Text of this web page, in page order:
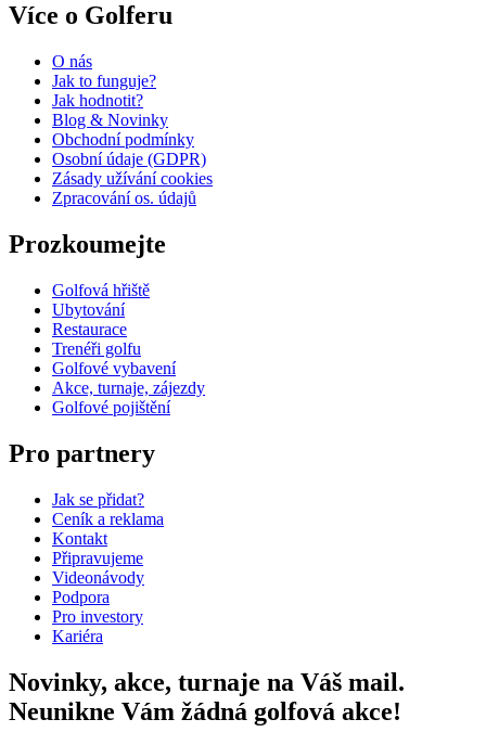
Více o Golferu
O nás
Jak to funguje?
Jak hodnotit?
Blog & Novinky
Obchodní podmínky
Osobní údaje (GDPR)
Zásady užívání cookies
Zpracování os. údajů​
Prozkoumejte
Golfová hřiště
Ubytování
Restaurace
Trenéři golfu
Golfové vybavení
Akce, turnaje, zájezdy
Golfové pojištění
Pro partnery
Jak se přidat?
Ceník a reklama
Kontakt
Připravujeme
Videonávody
Podpora
Pro investory
Kariéra
Novinky, akce, turnaje na Váš mail.
Neunikne Vám žádná golfová akce!